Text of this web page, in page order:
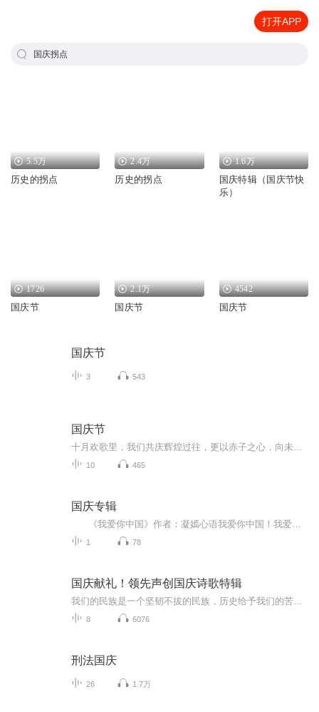
打开APP
国庆拐点
5.5万
历史的拐点
2.4万
历史的拐点
1.6万
国庆特辑（国庆节快
乐）
1726
国庆节
2.1万
国庆节
4542
国庆节
国庆节
3 543
国庆节
10 465
国庆专辑
1 78
国庆献礼！领先声创国庆诗歌特辑
8 6076
刑法国庆
26 1.7万